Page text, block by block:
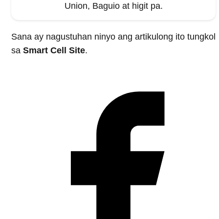
Union, Baguio at higit pa.
Sana ay nagustuhan ninyo ang artikulong ito tungkol
sa Smart Cell Site.